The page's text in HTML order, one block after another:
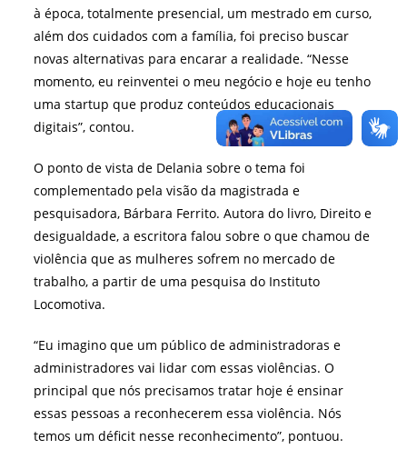
à época, totalmente presencial, um mestrado em curso,
além dos cuidados com a família, foi preciso buscar
novas alternativas para encarar a realidade. “Nesse
momento, eu reinventei o meu negócio e hoje eu tenho
uma startup que produz conteúdos educacionais
digitais”, contou.
O ponto de vista de Delania sobre o tema foi
complementado pela visão da magistrada e
pesquisadora, Bárbara Ferrito. Autora do livro, Direito e
desigualdade, a escritora falou sobre o que chamou de
violência que as mulheres sofrem no mercado de
trabalho, a partir de uma pesquisa do Instituto
Locomotiva.
“Eu imagino que um público de administradoras e
administradores vai lidar com essas violências. O
principal que nós precisamos tratar hoje é ensinar
essas pessoas a reconhecerem essa violência. Nós
temos um déficit nesse reconhecimento”, pontuou.